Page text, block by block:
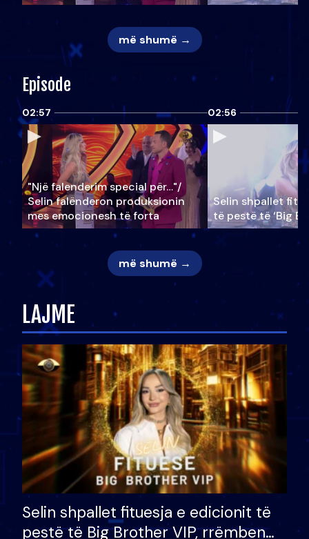
më shumë →
Episode
02:57
"Një falenderim special për…"/
Selin falënderon produksionin
mes emocionesh të forta
02:56
Selin shpallet
të pestë të ‘Big
më shumë →
LAJME
Selin shpallet fituesja e edicionit të
pestë të Big Brother VIP, rrëmben